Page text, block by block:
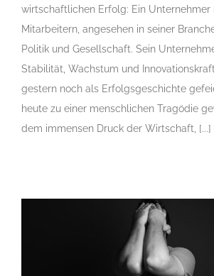
wirtschaftlichen Erfolg: Ein Unternehmer
Mitarbeitern, angesehen in seiner
Politik und Gesellschaft. Sein
Stabilität, Wachstum und
gestern noch als Erfolgsgeschichte
heute zu einer menschlichen Tragödie
dem immensen Druck der Wirtschaft, [...]